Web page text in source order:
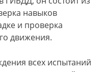
навыков
и проверка
движения.
всех испытаний